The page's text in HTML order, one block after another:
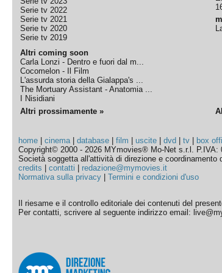
Serie tv 2022
Serie tv 2021
Serie tv 2020
Serie tv 2019
Altri coming soon
Carla Lonzi - Dentro e fuori dal m...
Cocomelon - Il Film
L'assurda storia della Gialappa's ...
The Mortuary Assistant - Anatomia ...
I Nisidiani
Altri prossimamente »
home |cinema|database |film |uscite |dvd |tv box
Copyright© 2000 - 2026 MYmovies® Mo-Net s.r.l. P.IVA:
Società soggetta all'attività di direzione e
credits |contatti
redazione@mymovies.it
Normativa sulla privacy |Termini e condizioni d'uso
Il riesame e il controllo editoriale dei contenuti del
Per contatti, scrivere al seguente indirizzo email: